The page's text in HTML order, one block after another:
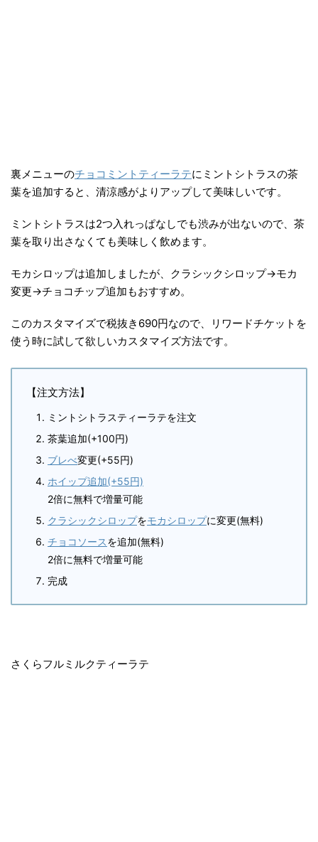
裏メニューのチョコミントティーラテにミントシトラスの茶
葉を追加すると、清涼感がよりアップして美味しいです。
ミントシトラスは2つ入れっぱなしでも渋みが出ないので、茶
葉を取り出さなくても美味しく飲めます。
モカシロップは追加しましたが、クラシックシロップ→モカ
変更→チョコチップ追加もおすすめ。
このカスタマイズで税抜き690円なので、リワードチケットを
使う時に試して欲しいカスタマイズ方法です。
【注文方法】
ミントシトラスティーラテを注文
茶葉追加(+100円)
ブレべ変更(+55円)
ホイップ追加(+55円)
2倍に無料で増量可能
クラシックシロップをモカシロップに変更(無料)
チョコソースを追加(無料)
2倍に無料で増量可能
完成
さくらフルミルクティーラテ